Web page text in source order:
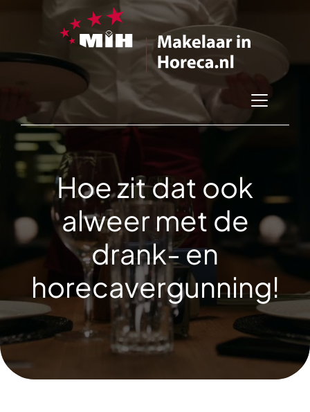
Hoe zit dat ook
alweer met de
drank- en
horecavergunning!